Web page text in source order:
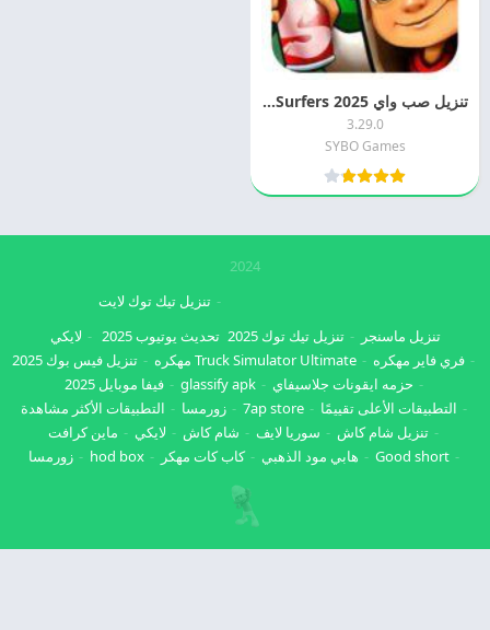
تنزيل صب واي 2025 Subway Surfers اخر اصدار مجانا
3.29.0
SYBO Games
2024
تنزيل ماسنجر تنزيل تيك توك 2025
تنزيل تيك توك لايت
تحديث يوتيوب 2025
لايكي
فري فاير مهكره
Truck Simulator Ultimate مهكره
تنزيل فيس بوك 2025
حزمه ايقونات جلاسيفاي
glassify apk
فيفا موبايل 2025
التطبيقات الأعلى تقييمًا
7ap store زورمسا
التطبيقات الأكثر مشاهدة
تنزيل شام كاش
سوريا لايف شام كاش لايكي
ماين كرافت
Good short
هابي مود الذهبي كاب كات مهكر hod box زورمسا